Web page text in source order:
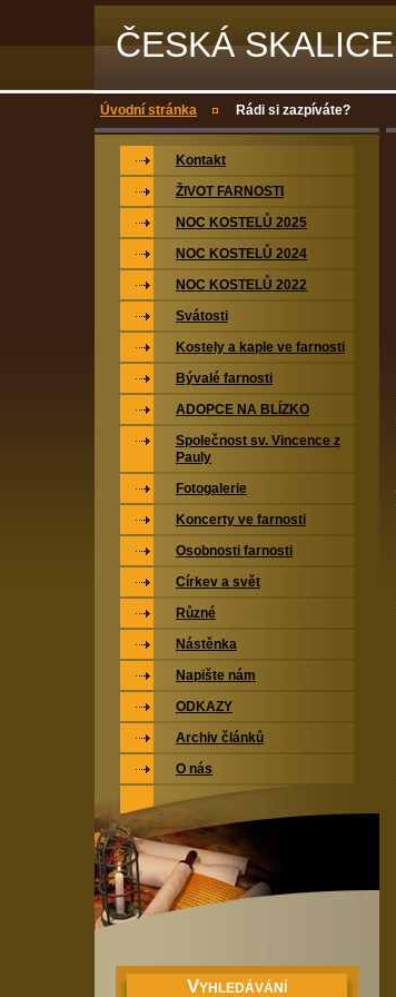
ČESKÁ SKALICE
Úvodní stránka Rádi si zazpíváte?
Kontakt
ŽIVOT FARNOSTI
NOC KOSTELŮ 2025
NOC KOSTELŮ 2024
NOC KOSTELŮ 2022
Svátosti
Kostely a kaple ve farnosti
Bývalé farnosti
ADOPCE NA BLÍZKO
Společnost sv. Vincence z
Pauly
Fotogalerie
Koncerty ve farnosti
Osobnosti farnosti
Církev a svět
Různé
Nástěnka
Napište nám
ODKAZY
Archiv článků
O nás
VYHLEDÁVÁNÍ